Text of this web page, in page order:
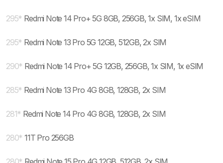
295* Redmi Note 14 Pro+ 5G 8GB, 256GB, 1x SIM, 1x eSIM
295* Redmi Note 13 Pro 5G 12GB, 512GB, 2x SIM
290* Redmi Note 14 Pro+ 5G 12GB, 256GB, 1x SIM, 1x eSIM
285* Redmi Note 13 Pro 4G 8GB, 128GB, 2x SIM
281* Redmi Note 14 Pro 4G 8GB, 128GB, 2x SIM
280* 11T Pro 256GB